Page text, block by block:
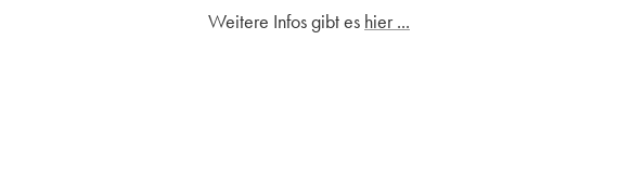
Weitere Infos gibt es hier ...